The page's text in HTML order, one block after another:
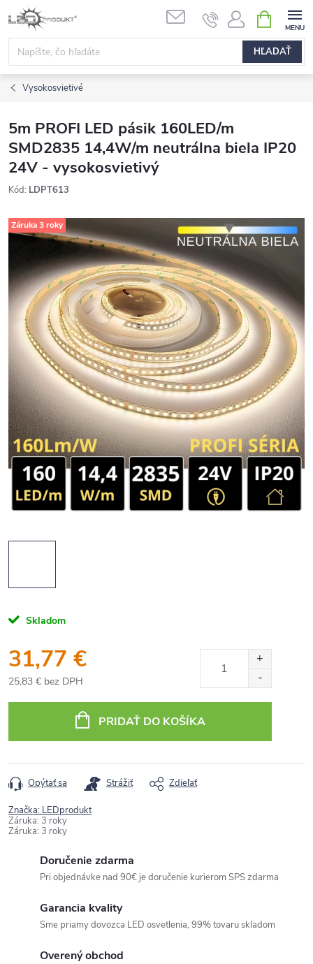
Prejsť
na
obsah
HĽADAŤ
KOŠÍK
Vysokosvietivé
5m PROFI LED pásik 160LED/m
SMD2835 14,4W/m neutrálna biela IP20
24V - vysokosvietivý
Kód: LDPT613
Záruka 3 roky
Skladom
31,77 €
25,83 € bez DPH
cena:
PRIDAŤ DO KOŠÍKA
Opýtať sa Strážiť Zdieľať
Značka: LEDprodukt
Záruka: 3 roky
Záruka: 3 roky
Doručenie zdarma
Pri objednávke nad 90€ je doručenie kurierom SPS zdarma
Garancia kvality
Sme priamy dovozca LED osvetlenia, 99% tovaru skladom
Overený obchod